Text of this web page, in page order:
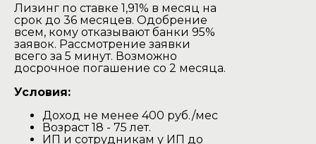
Лизинг по ставке 1,91% в месяц на
срок до 36 месяцев. Одобрение
всем, кому отказывают банки 95%
заявок. Рассмотрение заявки
всего за 5 минут. Возможно
досрочное погашение со 2 месяца.
Условия:
Доход не менее 400 руб./мес
Возраст 18 - 75 лет.
ИП и сотрудникам у ИП до
Баня доставляется в разобранном
виде на тентованной газеле.